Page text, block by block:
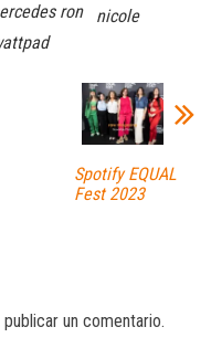
ron
nicole
Spotify EQUAL
Fest 2023
publicar un comentario.